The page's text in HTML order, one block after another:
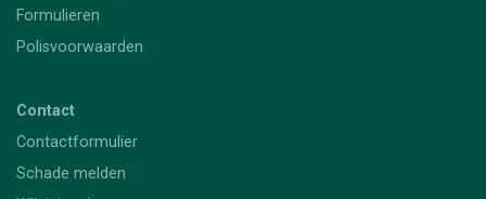
Formulieren
Polisvoorwaarden
Contact
Contactformulier
Schade melden